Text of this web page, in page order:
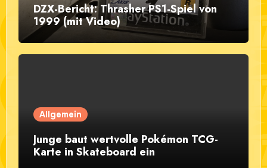
DZX-Bericht: Thrasher PS1-Spiel von
1999 (mit Video)
Allgemein
Junge baut wertvolle Pokémon TCG-
Karte in Skateboard ein